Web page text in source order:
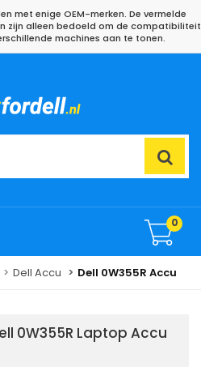
met enige OEM-merken. De vermelde
zijn alleen bedoeld om de compatibiliteit
machines aan te tonen.
0
Dell Accu Dell 0W355R Accu
0W355R Laptop Accu